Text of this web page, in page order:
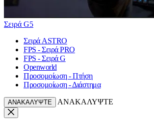
Σειρά G5
Σειρά ASTRO
FPS - Σειρά PRO
FPS - Σειρά G
Openworld
Προσομοίωση - Πτήση
Προσομοίωση - Διάστημα
ΑΝΑΚΑΛΥΨΤΕ ΑΝΑΚΑΛΥΨΤΕ